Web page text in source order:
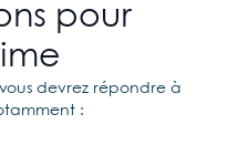
pour
devrez répondre à
: